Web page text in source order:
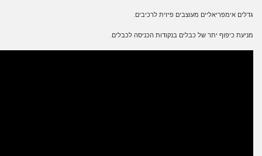
גדלים אימפריאליים מעוצבים פיזית לרכיבים.
מניעת כיפוף יתר של כבלים בנקודות הכניסה לכבלים.